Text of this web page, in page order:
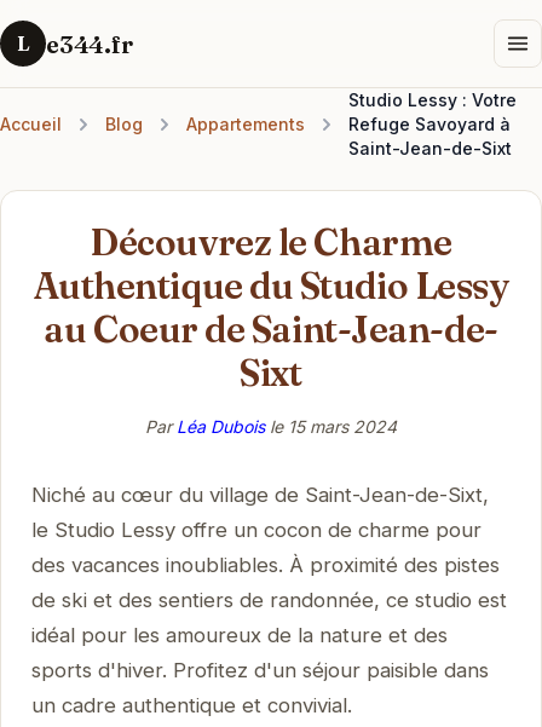
L e344.fr
Accueil Blog Appartements
Studio Lessy : Votre
Refuge Savoyard à
Saint-Jean-de-Sixt
Découvrez le Charme
Authentique du Studio Lessy
au Coeur de Saint-Jean-de-
Sixt
ParLéa Duboisle 15 mars 2024
Niché au cœur du village de Saint-Jean-de-Sixt,
le Studio Lessy offre un cocon de charme pour
des vacances inoubliables. À proximité des pistes
de ski et des sentiers de randonnée, ce studio est
idéal pour les amoureux de la nature et des
sports d'hiver. Profitez d'un séjour paisible dans
un cadre authentique et convivial.